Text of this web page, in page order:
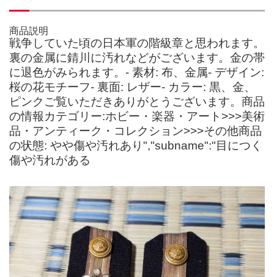
商品説明
戦争していた頃の日本軍の階級章と思われます。
裏の金属に錆川に汚れなどがございます。金の帯
に退色がみられます。- 素材: 布、金属- デザイン:
桜の花モチーフ- 裏面: レザー- カラー: 黒、金、
ピンクご覧いただきありがとうございます。商品
の情報カテゴリー:ホビー・楽器・アート>>>美術
品・アンティーク・コレクション>>>その他商品
の状態: やや傷や汚れあり","subname":"目につく
傷や汚れがある